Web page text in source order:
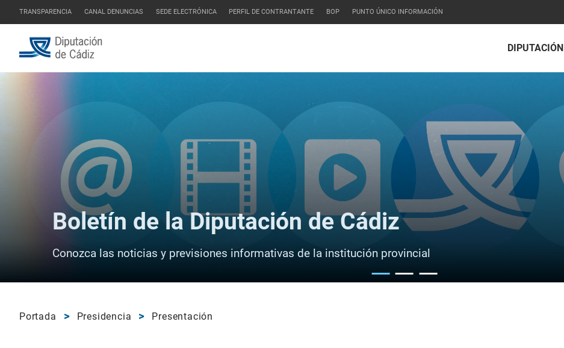
TRANSPARENCIA CANAL DENUNCIAS SEDE ELECTRÓNICA PERFIL DE CONTRANTANTE BOP PUNTO ÚNICO INFORMACIÓN
DIPUTACIÓN
Boletín de la Diputación de Cádiz
Conozca las noticias y previsiones informativas de la institución provincial
Portada Presidencia Presentación